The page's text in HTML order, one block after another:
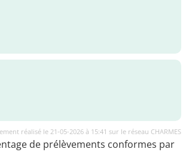
réalisé le 21-05-2026 à 15:41 sur le réseau CHARMES
de prélèvements conformes par